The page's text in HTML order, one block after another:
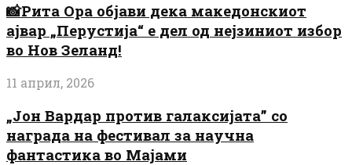
📸Рита Ора објави дека македонскиот
ајвар „Перустија“ е дел од нејзиниот избор
во Нов Зеланд!
11 април, 2026
„Јон Вардар против галаксијата” со
награда на фестивал за научна
фантастика во Мајами